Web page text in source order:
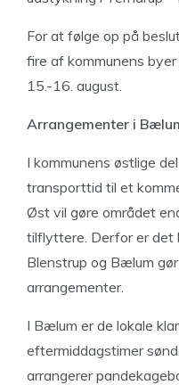
For at følge op på
fire af kommunens
15.-16. august.
Arrangementer i
I kommunens østlige
transporttid til et
Øst vil gøre området
tilflyttere. Derfor er det
Blenstrup og Bælum
arrangementer.
I Bælum er de lokale
eftermiddagstimer
arrangerer